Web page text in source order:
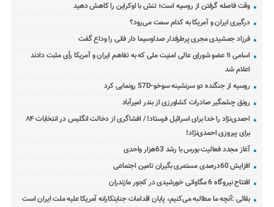
وقت فاصله گرفتن از روسیه است؛ تنش با اوکراین را کاهش دهید
درگیری ایران و آمریکا به کدام سمت می‌رود؟
فرزاد جمشیدی مجری پرطرفدار صداوسیما دار فانی را وداع گفت
اسامی ۱۱ عضو شورای عالی امنیت ملی که به تفاهم ایران و آمریکا رأی مثبت دادند
اعلام شد
روسیه از جنگنده دو سرنشینه سوخو-57D رونمایی کرد
رونق چشمگیر صادرات کشاورزی از بندر امیرآباد
احمدی‌نژاد را خدا برای اسرائیل فرستاد! / افشاگری از دخالت انگلیس در انتخابات ۸۴
برای پیروزی احمدی‌نژاد!
آغاز مجدد فعالیت بورس با رشد 63هزار واحدی
افزایش 60درصدی مستمری بگیران تامین اجتماعی
افتتاح نیروگاه 6 مگاواتی خورشیدی در کجور مازندران
بقائی :آنچه ما مطالبه می‌کنیم، پایان اقدامات جنایتکارانه آمریکا علیه ملت ایران است